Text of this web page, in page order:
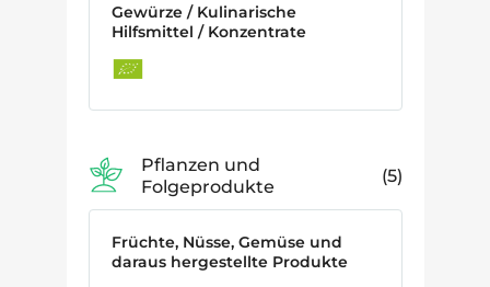
Gewürze / Kulinarische
Hilfsmittel / Konzentrate
Pflanzen und
Folgeprodukte
5
Früchte, Nüsse, Gemüse und
daraus hergestellte Produkte